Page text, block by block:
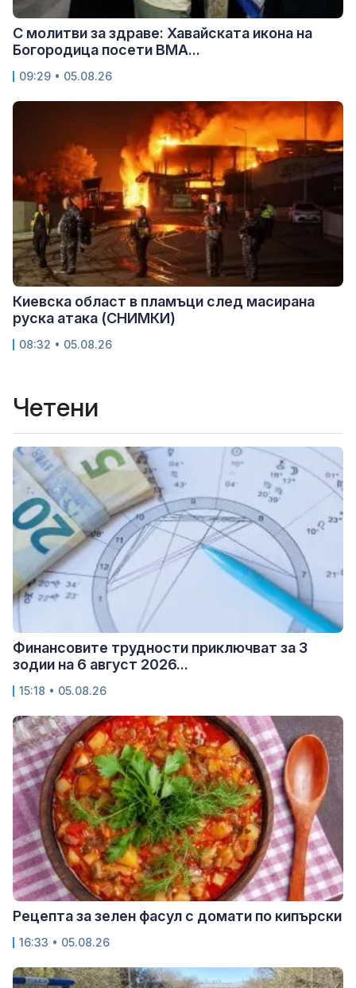
С молитви за здраве: Хавайската икона на
Богородица посети ВМА...
09:29 • 05.08.26
Киевска област в пламъци след масирана
руска атака (СНИМКИ)
08:32 • 05.08.26
Четени
Финансовите трудности приключват за 3
зодии на 6 август 2026...
15:18 • 05.08.26
Рецепта за зелен фасул с домати по кипърски
16:33 • 05.08.26